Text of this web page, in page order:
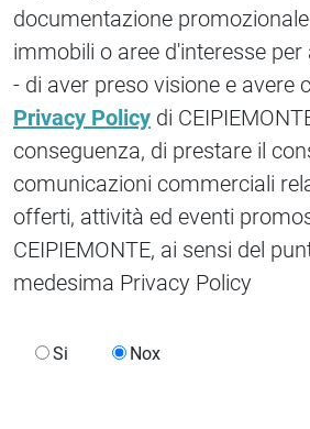
documentazione
immobili o aree d'interesse per
- di aver preso visione e avere
Privacy Policy di
conseguenza, di prestare il
comunicazioni commerciali
offerti, attività ed eventi
CEIPIEMONTE, ai sensi del
medesima Privacy Policy
Si No